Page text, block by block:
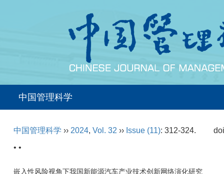
中国管理科学
中国管理科学 ›› 2024, Vol. 32 ›› Issue (11): 312-324.
• •
嵌入性风险视角下我国新能源汽车产业技术创新网络演化研究